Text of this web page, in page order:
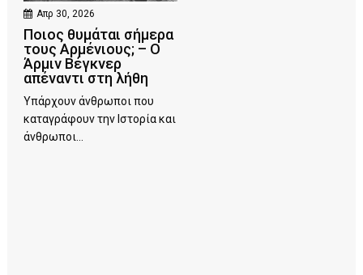
Απρ 30, 2026
Ποιος θυμάται σήμερα
τους Αρμένιους; – Ο
Άρμιν Βέγκνερ
απέναντι στη λήθη
Υπάρχουν άνθρωποι που
καταγράφουν την Ιστορία και
άνθρωποι...